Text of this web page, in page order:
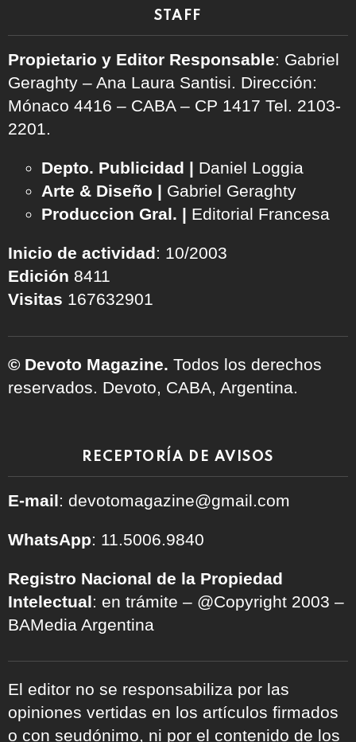
STAFF
Propietario y Editor Responsable: Gabriel
Geraghty – Ana Laura Santisi. Dirección:
Mónaco 4416 – CABA – CP 1417 Tel. 2103-
2201.
Depto. Publicidad | Daniel Loggia
Arte & Diseño | Gabriel Geraghty
Produccion Gral. | Editorial Francesa
Inicio de actividad: 10/2003
Edición 8411
Visitas 167632901
© Devoto Magazine. Todos los derechos
reservados. Devoto, CABA, Argentina.
RECEPTORÍA DE AVISOS
E-mail: devotomagazine@gmail.com
WhatsApp: 11.5006.9840
Registro Nacional de la Propiedad
Intelectual: en trámite – @Copyright 2003 –
BAMedia Argentina
El editor no se responsabiliza por las
opiniones vertidas en los artículos firmados
o con seudónimo, ni por el contenido de los